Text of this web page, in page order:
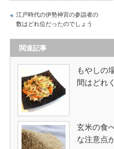
江戸時代の伊勢神宮の参詣者の
数はどれ位だったのでしょう
関連記事
もやしの
間はどれ
玄米の食
な注意点